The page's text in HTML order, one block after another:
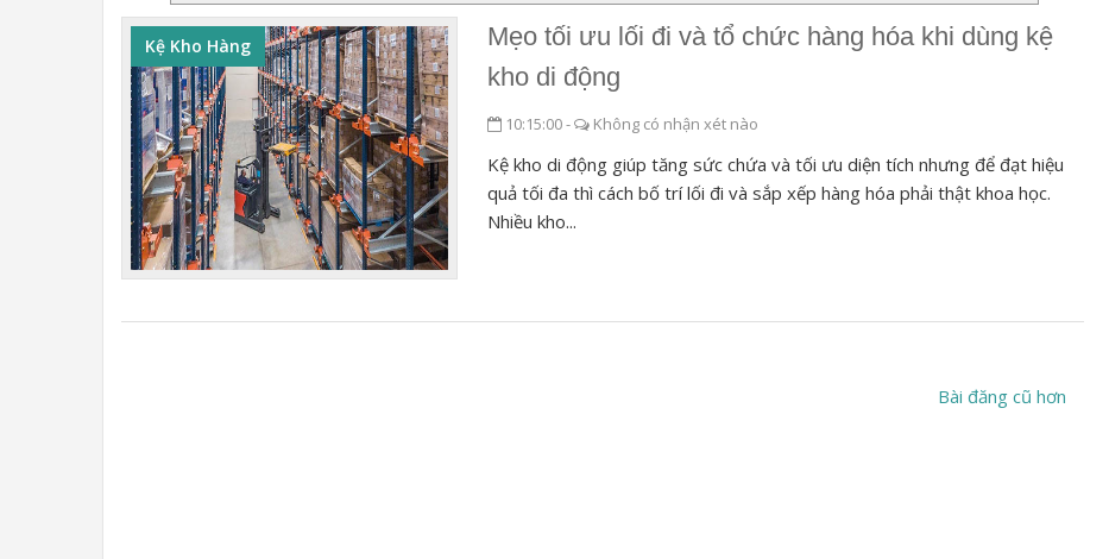
Mẹo tối ưu lối đi và tổ chức hàng hóa khi dùng kệ
kho di động
Kệ Kho Hàng
10:15:00- Không có nhận xét nào
Kệ kho di động giúp tăng sức chứa và tối ưu diện tích nhưng để đạt hiệu
quả tối đa thì cách bố trí lối đi và sắp xếp hàng hóa phải thật khoa học.
Nhiều kho...
Bài đăng cũ hơn